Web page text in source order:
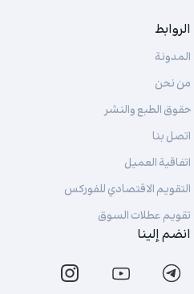
الروابط
المدونة
من نحن
حقوق الطبع والنشر
اتصل بنا
اتفاقية العميل
التقويم الاقتصادي للفوركس
تقويم عطلات السوق
انضم إلينا